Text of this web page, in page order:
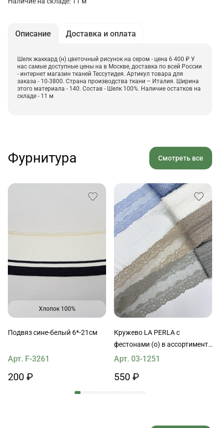
Описание Доставка и оплата
Шелк жаккард (н) цветочный рисунок на сером - цена 6 400 ₽ У
нас самые доступные цены на в Москве, доставка по всей России
- интернет магазин тканей Тессутидея. Артикул товара для
заказа - 10-3800. Страна производства ткани – Италия. Ширина
этого материала - 140. Состав - Шелк 100%. Наличие остатков на
складе - 11 м
Фурнитура Смотреть все
Хлопок 100%
Подвяз сине-белый 6*-21см
Арт. F-3261
200 ₽
Кружево LA PERLA с
фестонами (о) в ассортименте
ш-17см
Арт. 03-1251
550 ₽